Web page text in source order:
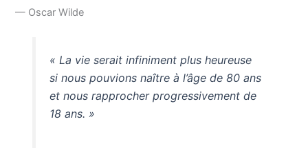
— Oscar Wilde
« La vie serait infiniment plus heureuse
si nous pouvions naître à l’âge de 80 ans
et nous rapprocher progressivement de
18 ans. »